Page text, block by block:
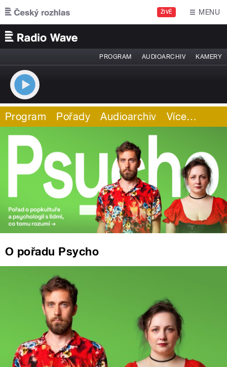
Přejít k hlavnímu obsahu
ŽIVĚ MENU
PROGRAM AUDIOARCHIV KAMERY
Program Pořady Audioarchiv Více…
O pořadu Psycho